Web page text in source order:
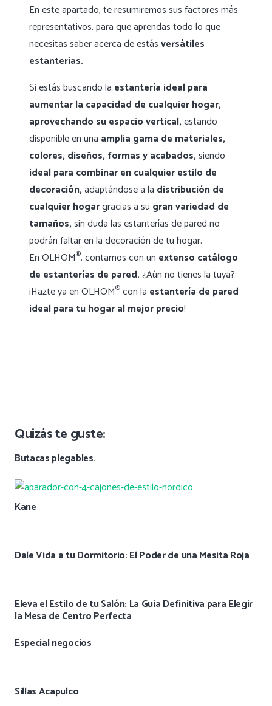
En este apartado, te resumiremos sus factores más
representativos, para que aprendas todo lo que
necesitas saber acerca de estásversátiles
estanterías.
Si estás buscando la estantería ideal para
aumentar la capacidad de cualquier hogar,
aprovechando su espacio vertical,estando
disponible en una amplia gama de materiales,
colores, diseños, formas y acabados,siendo
ideal para combinar en cualquier estilo de
decoración,adaptándose a la distribución de
cualquier hogargracias a su gran variedad de
tamaños,sin duda las estanterías de pared no
podrán faltar en la decoración de tu hogar.
En OLHOM®, contamos con un extenso catálogo
de estanterías de pared.¿Aún no tienes la tuya?
¡Hazte ya en OLHOM® con la estantería de pared
ideal para tu hogar al mejor precio!
Quizás te guste:
Butacas plegables.
Kane
Dale Vida a tu Dormitorio: El Poder de una Mesita Roja
Eleva el Estilo de tu Salón: La Guía Definitiva para Elegir
la Mesa de Centro Perfecta
Especial negocios
Sillas Acapulco